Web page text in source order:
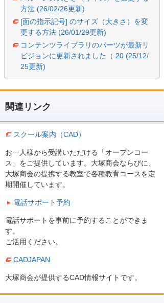
方法 (26/02/26更新)
[面の指示記号] のサイズ（大きさ）を変
更する方法 (26/01/29更新)
コンテンツライブラリのパーツが最新リ
ビジョンに更新されました（ 20 (25/12/
25更新)
関連リンク
スクール案内（CAD）
お一人様から受講いただける「オープンコー
ス」をご提供しています。大塚商会ならびに、
大塚商会の提携する教室で各種教育コースを定
期開催しています。
電話サポート予約
電話サポートを事前に予約することができま
す。
ご活用ください。
CADJAPAN
大塚商会が提供するCAD情報サイトです。